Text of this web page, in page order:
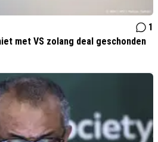
1
met VS zolang deal geschonden